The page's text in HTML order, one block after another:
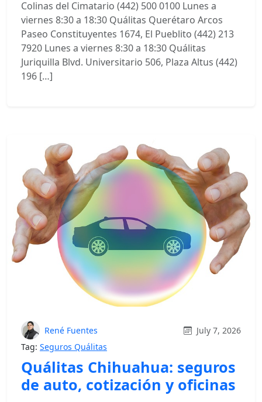
Colinas del Cimatario (442) 500 0100 Lunes a
viernes 8:30 a 18:30 Quálitas Querétaro Arcos
Paseo Constituyentes 1674, El Pueblito (442) 213
7920 Lunes a viernes 8:30 a 18:30 Quálitas
Juriquilla Blvd. Universitario 506, Plaza Altus (442)
196 […]
René Fuentes
July 7, 2026
Tag: Seguros Quálitas
Quálitas Chihuahua: seguros
de auto, cotización y oficinas